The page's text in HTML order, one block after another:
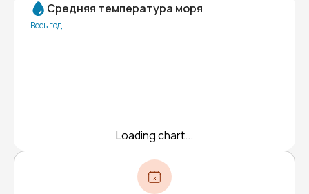
Средняя температура моря
Весь год
Loading chart...